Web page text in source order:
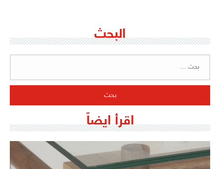
البحث
اقرأ ايضاً